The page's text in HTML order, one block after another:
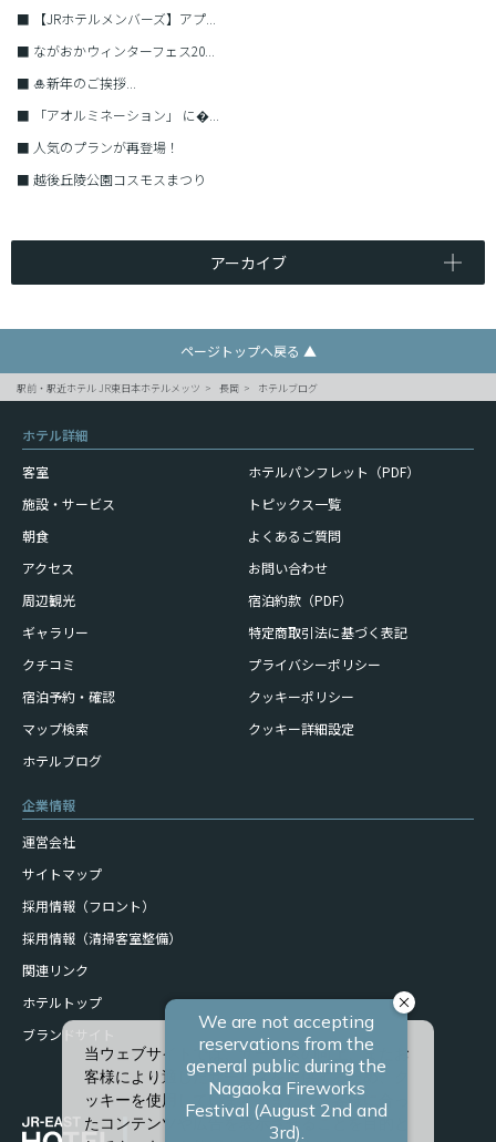
■
【JRホテルメンバーズ】アプ...
■ ながおかウィンターフェス20...
■ 🎍新年のご挨拶...
■
「アオルミネーション」 に�...
■ 人気のプランが再登場！
■ 越後丘陵公園コスモスまつり
アーカイブ
ページトップへ戻る ▲
駅前・駅近ホテル JR東日本ホテルメッツ 長岡 ホテルブログ
ホテル詳細
客室
施設・サービス
朝食
アクセス
周辺観光
ギャラリー
クチコミ
宿泊予約・確認
マップ検索
ホテルブログ
ホテルパンフレット（PDF）
トピックス一覧
よくあるご質問
お問い合わせ
宿泊約款（PDF）
特定商取引法に基づく表記
プライバシーポリシー
クッキーポリシー
クッキー詳細設定
企業情報
運営会社
サイトマップ
採用情報（フロント）
採用情報（清掃客室整備）
関連リンク
ホテルトップ
ブランドサイト
当ウェブサイトでは、サービスの向上、またお
客様により適したサービスを提供するため、ク
ッキーを使用しています。また、お客様に合っ
たコンテンツや広告を表示させることを目的と